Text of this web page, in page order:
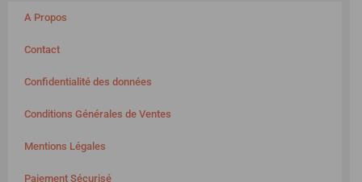
A Propos
Contact
Confidentialité des données
Conditions Générales de Ventes
Mentions Légales
Paiement Sécurisé